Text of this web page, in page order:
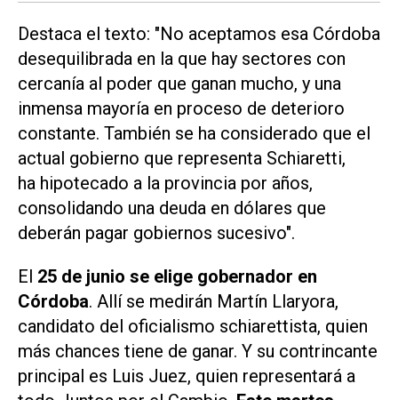
Destaca el texto: "No aceptamos esa Córdoba
desequilibrada en la que hay sectores con
cercanía al poder que ganan mucho, y una
inmensa mayoría en proceso de deterioro
constante. También se ha considerado que el
actual gobierno que representa Schiaretti,
ha hipotecado a la provincia por años,
consolidando una deuda en dólares que
deberán pagar gobiernos sucesivo".
El 25 de junio se elige gobernador en
Córdoba. Allí se medirán Martín Llaryora,
candidato del oficialismo schiarettista, quien
más chances tiene de ganar. Y su contrincante
principal es Luis Juez, quien representará a